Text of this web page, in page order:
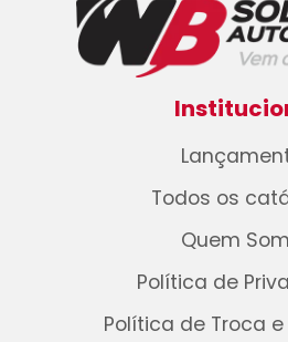
Todos os
Quem
Política de
Política de Troca